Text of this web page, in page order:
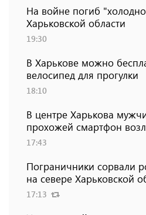
На войне погиб
Харьковской области
19:30
В Харькове можно
велосипед для прогулки
18:10
В центре Харькова
прохожей смартфон
17:43
Пограничники сорвали
на севере Харьковской
17:13